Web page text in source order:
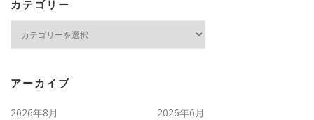
カテゴリー
ー
アーカイブ
2026年8月
2026年6月